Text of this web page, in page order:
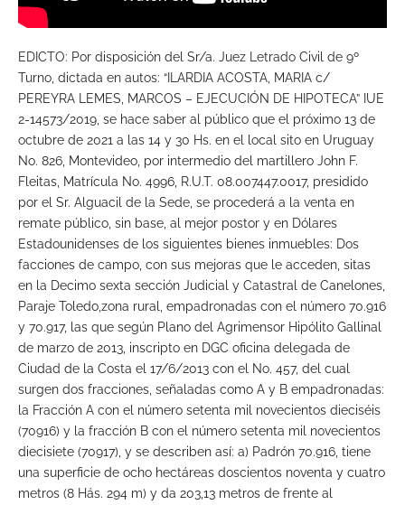
EDICTO: Por disposición del Sr/a. Juez Letrado Civil de 9º
Turno, dictada en autos: “ILARDIA ACOSTA, MARIA c/
PEREYRA LEMES, MARCOS – EJECUCIÓN DE HIPOTECA” IUE
2-14573/2019, se hace saber al público que el próximo 13 de
octubre de 2021 a las 14 y 30 Hs. en el local sito en Uruguay
No. 826, Montevideo, por intermedio del martillero John F.
Fleitas, Matrícula No. 4996, R.U.T. 08.007447.0017, presidido
por el Sr. Alguacil de la Sede, se procederá a la venta en
remate público, sin base, al mejor postor y en Dólares
Estadounidenses de los siguientes bienes inmuebles: Dos
facciones de campo, con sus mejoras que le acceden, sitas
en la Decimo sexta sección Judicial y Catastral de Canelones,
Paraje Toledo,zona rural, empadronadas con el número 70.916
y 70.917, las que según Plano del Agrimensor Hipólito Gallinal
de marzo de 2013, inscripto en DGC oficina delegada de
Ciudad de la Costa el 17/6/2013 con el No. 457, del cual
surgen dos fracciones, señaladas como A y B empadronadas:
la Fracción A con el número setenta mil novecientos dieciséis
(70916) y la fracción B con el número setenta mil novecientos
diecisiete (70917), y se describen así: a) Padrón 70.916, tiene
una superficie de ocho hectáreas doscientos noventa y cuatro
metros (8 Hás. 294 m) y da 203,13 metros de frente al